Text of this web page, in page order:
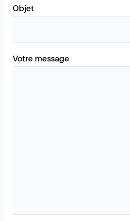
Objet
Votre message